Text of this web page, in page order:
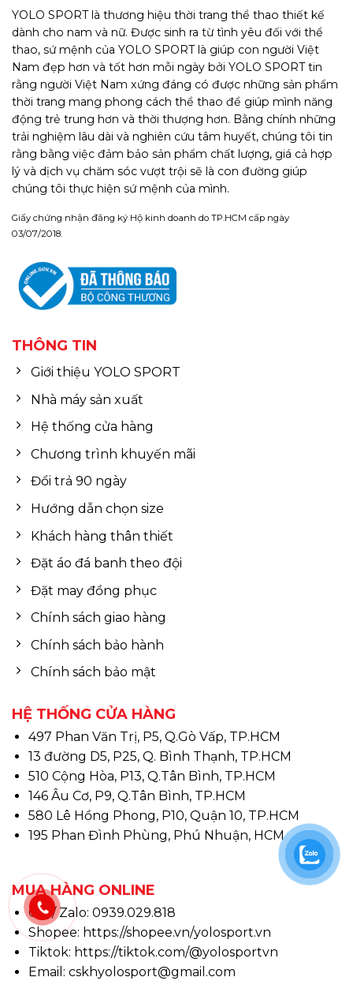
YOLO SPORT là thương hiệu thời trang thể thao thiết kế
dành cho nam và nữ. Được sinh ra từ tình yêu đối với thể
thao, sứ mệnh của YOLO SPORT là giúp con người Việt
Nam đẹp hơn và tốt hơn mỗi ngày bởi YOLO SPORT tin
rằng người Việt Nam xứng đáng có được những sản phẩm
thời trang mang phong cách thể thao để giúp mình năng
động trẻ trung hơn và thời thượng hơn. Bằng chính những
trải nghiệm lâu dài và nghiên cứu tâm huyết, chúng tôi tin
rằng bằng việc đảm bảo sản phẩm chất lượng, giá cả hợp
lý và dịch vụ chăm sóc vượt trội sẽ là con đường giúp
chúng tôi thực hiện sứ mệnh của mình.
Giấy chứng nhận đăng ký Hộ kinh doanh do TP.HCM cấp ngày
03/07/2018.
THÔNG TIN
Giới thiệu YOLO SPORT
Nhà máy sản xuất
Hệ thống cửa hàng
Chương trình khuyến mãi
Đổi trả 90 ngày
Hướng dẫn chọn size
Khách hàng thân thiết
Đặt áo đá banh theo đội
Đặt may đồng phục
Chính sách giao hàng
Chính sách bảo hành
Chính sách bảo mật
HỆ THỐNG CỬA HÀNG
497 Phan Văn Trị, P5, Q.Gò Vấp, TP.HCM
13 đường D5, P25, Q. Bình Thạnh, TP.HCM
510 Cộng Hòa, P13, Q.Tân Bình, TP.HCM
146 Âu Cơ, P9, Q.Tân Bình, TP.HCM
580 Lê Hồng Phong, P10, Quận 10, TP.HCM
195 Phan Đình Phùng, Phú Nhuận, HCM
MUA HÀNG ONLINE
Call/ Zalo: 0939.029.818
Shopee: https://shopee.vn/yolosport.vn
Tiktok: https://tiktok.com/@yolosportvn
Email: cskhyolosport@gmail.com